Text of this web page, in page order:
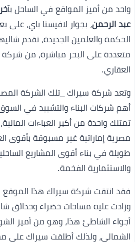
واحد من أميز المواقع في الساحل بآ
عبد الرحمن
الحكمة والعلمين الجديدة، تقدم
متعددة على البحر مباشرة، من شركة
العقاري.
وتعد شركة سيراك _تلك الشركة
أهم شركات البناء والتشييد في
تمتلك واحدة من أكبر العباءات
مصرية إماراتية غير مسبوقة بأقوى
طويلة في بناء أقوى المشاريع
والاستثمارية الفخمة.
فقد انتقت شركة سيراك هذا الموقع
وزادت عليه مساحات خضراء وحدائق
أجواء الشاطئ هذا، وهو من أميز
الشمالي، ولذلك أطلقت سيراك على